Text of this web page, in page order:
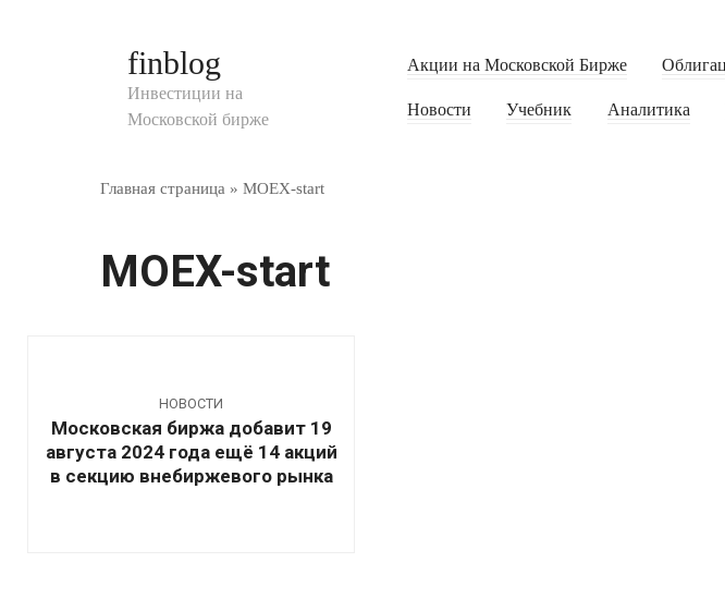
finblog
Инвестиции на
Московской бирже
Акции на Московской Бирже
Новости Учебник Аналитика
Главная страница » MOEX-start
MOEX-start
НОВОСТИ
Московская биржа добавит 19
августа 2024 года ещё 14 акций
в секцию внебиржевого рынка